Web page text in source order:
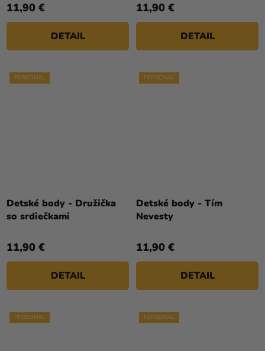
11,90 €
DETAIL
11,90 €
DETAIL
PERSONAL
Detské body - Družička
so srdiečkami
11,90 €
DETAIL
PERSONAL
Detské body - Tím
Nevesty
11,90 €
DETAIL
PERSONAL PERSONAL